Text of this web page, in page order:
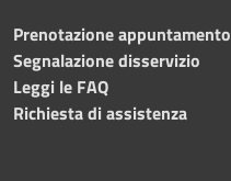
Prenotazione appuntamento
Segnalazione disservizio
Leggi le FAQ
Richiesta di assistenza